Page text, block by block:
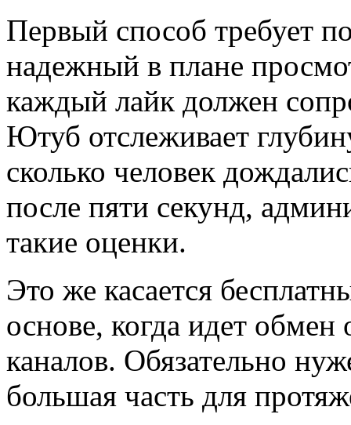
Первый способ требует
надежный в плане
каждый лайк должен
Ютуб отслеживает
сколько человек
после пяти секунд,
такие оценки.
Это же касается
основе, когда идет
каналов. Обязательно
большая часть для